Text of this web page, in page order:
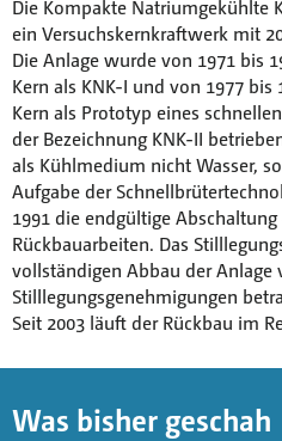
Die Kompakte Natriumgekühlte
ein Versuchskernkraftwerk mit
Die Anlage wurde von 1971 bis
Kern als KNK-I und von 1977
Kern als Prototyp eines
der Bezeichnung KNK-II
als Kühlmedium nicht Wasser,
Aufgabe der
1991 die endgültige
Rückbauarbeiten. Das
vollständigen Abbau der Anlage
Stilllegungsgenehmigungen
Seit 2003 läuft der Rückbau im
Was bisher geschah